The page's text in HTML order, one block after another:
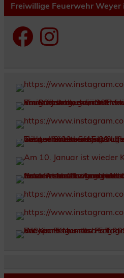
Freiwillige Feuerwehr Weyer
FacebookInstagram